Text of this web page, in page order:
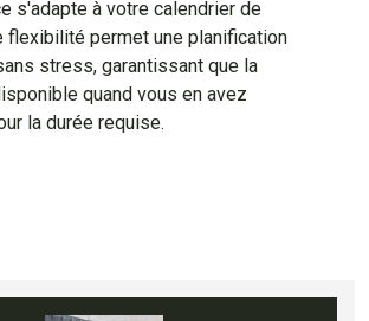
s'adapte à votre calendrier de
flexibilité permet une planification
stress, garantissant que la
quand vous en avez
la durée requise.